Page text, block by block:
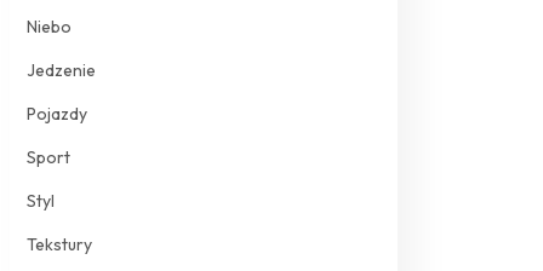
Niebo
Jedzenie
Pojazdy
Sport
Styl
Tekstury